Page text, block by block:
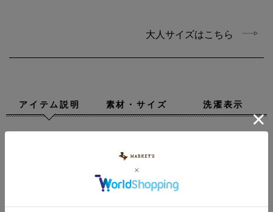
大人サイズはこちら
アイテム説明 素材・サイズ 洗濯表示
リラックス感のあるワイドシルエットが魅力のオープンカラーシャツ